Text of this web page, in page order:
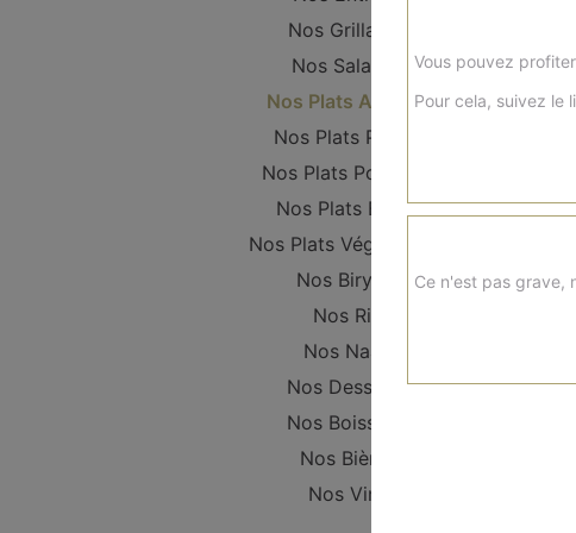
Nos Grillades
Nos Salades
Nos Plats Agneau
Nos Plats Poulet
Nos Plats Poissons
Nos Plats Boeuf
Nos Plats Végétariens
Nos Biryani
Nos Riz
Nos Naan
Nos Desserts
Nos Boissons
Nos Bières
Nos Vins
Vous pouvez
Pour cela, suivez le
Ce n'est pas grave,